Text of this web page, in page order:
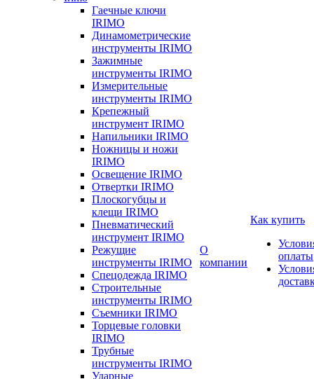
Гаечные ключи
IRIMO
Динамометрические
инструменты IRIMO
Зажимные
инструменты IRIMO
Измерительные
инструменты IRIMO
Крепежный
инструмент IRIMO
Напильники IRIMO
Ножницы и ножи
IRIMO
Освещение IRIMO
Отвертки IRIMO
Плоскогубцы и
клещи IRIMO
Пневматический
инструмент IRIMO
Режущие
инструменты IRIMO
Спецодежда IRIMO
Строительные
инструменты IRIMO
Съемники IRIMO
Торцевые головки
IRIMO
Трубные
инструменты IRIMO
Ударные
О
компании
Как купить
оплаты